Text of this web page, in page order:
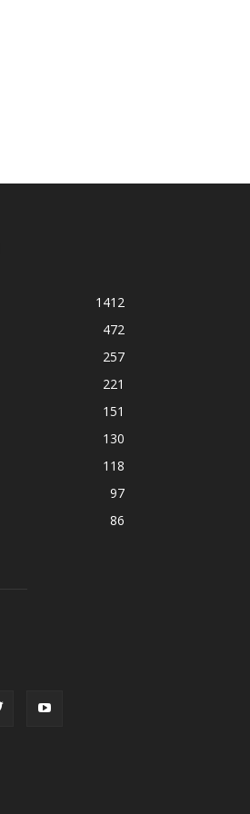
1412
472
257
221
151
130
118
97
86